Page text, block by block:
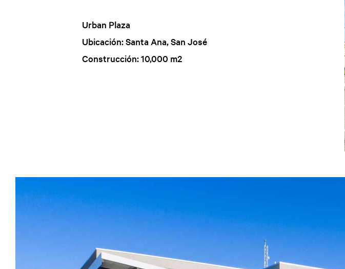
Urban Plaza
Ubicación: Santa Ana, San José
Construcción: 10,000 m2